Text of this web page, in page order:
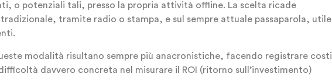
o potenziali tali, presso la propria attività offline. La scelta ricade
tramite radio o stampa, e sul sempre attuale passaparola, utile
modalità risultano sempre più anacronistiche, facendo registrare costi
davvero concreta nel misurare il ROI (ritorno sull’investimento)